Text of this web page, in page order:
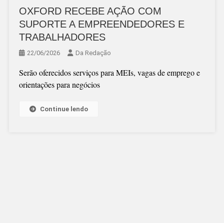
OXFORD RECEBE AÇÃO COM
SUPORTE A EMPREENDEDORES E
TRABALHADORES
22/06/2026 Da Redação
Serão oferecidos serviços para MEIs, vagas de emprego e
orientações para negócios
Continue lendo